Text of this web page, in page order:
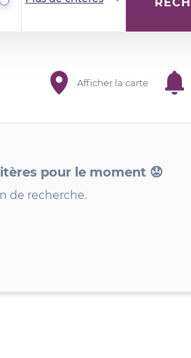
Afficher la carte
pour le moment 😟
de recherche.